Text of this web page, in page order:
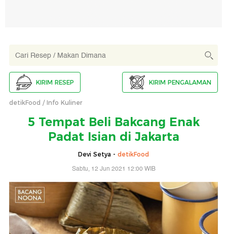
KIRIM RESEP KIRIM PENGALAMAN
detikFood Info Kuliner
5 Tempat Beli Bakcang Enak
Padat Isian di Jakarta
Devi Setya - detikFood
Sabtu, 12 Jun 2021 12:00 WIB